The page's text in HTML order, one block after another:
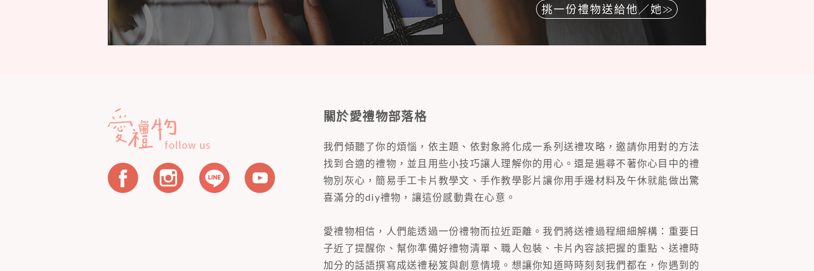
挑一份禮物送給他／她
關於愛禮物部落格
我們傾聽了你的煩惱，依主題、依對象將化成一系列送禮攻略，邀請你用對的方法
找到合適的禮物，並且用些小技巧讓人理解你的用心。還是遍尋不著你心目中的禮
物別灰心，簡易手工卡片教學文、手作教學影片讓你用手邊材料及午休就能做出驚
喜滿分的diy禮物，讓這份感動貴在心意。
愛禮物相信，人們能透過一份禮物而拉近距離。我們將送禮過程細細解構：重要日
子近了提醒你、幫你準備好禮物清單、職人包裝、卡片內容該把握的重點、送禮時
加分的話語撰寫成送禮秘笈與創意情境。想讓你知道時時刻刻我們都在，你遇到的